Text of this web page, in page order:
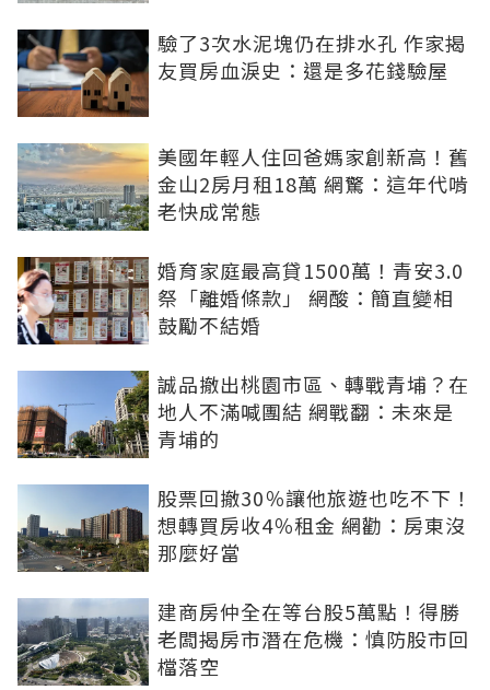
驗了3次水泥塊仍在排水孔 作家揭
友買房血淚史：還是多花錢驗屋
美國年輕人住回爸媽家創新高！舊
金山2房月租18萬 網驚：這年代啃
老快成常態
婚育家庭最高貸1500萬！青安3.0
祭「離婚條款」 網酸：簡直變相
鼓勵不結婚
誠品撤出桃園市區、轉戰青埔？在
地人不滿喊團結 網戰翻：未來是
青埔的
股票回撤30％讓他旅遊也吃不下！
想轉買房收4％租金 網勸：房東沒
那麼好當
建商房仲全在等台股5萬點！得勝
老闆揭房市潛在危機：慎防股市回
檔落空